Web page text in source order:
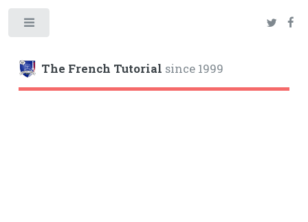
The French Tutorial since 1999